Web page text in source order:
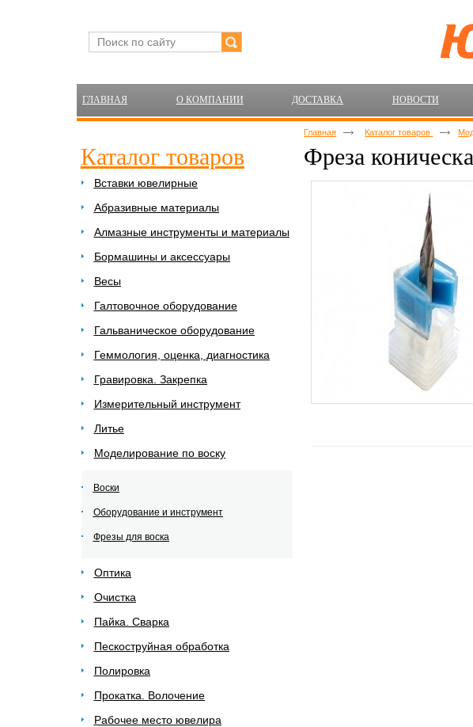
ГЛАВНАЯ О КОМПАНИИ ДОСТАВКА НОВОСТИ
Каталог товаров
Вставки ювелирные
Абразивные материалы
Алмазные инструменты и материалы
Бормашины и аксессуары
Весы
Галтовочное оборудование
Гальваническое оборудование
Геммология, оценка, диагностика
Гравировка. Закрепка
Измерительный инструмент
Литье
Моделирование по воску
Воски
Оборудование и инструмент
Фрезы для воска
Оптика
Очистка
Пайка. Сварка
Пескоструйная обработка
Полировка
Прокатка. Волочение
Рабочее место ювелира
Главная Каталог товаров
Фреза